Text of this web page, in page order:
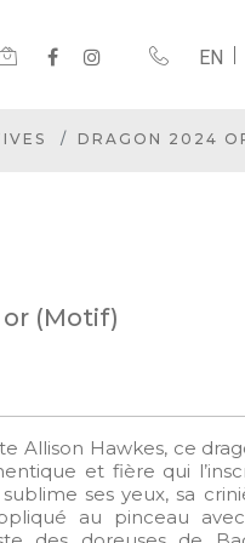
EN
DRAGON 2024
(Motif)
Allison Hawkes, ce
et fière qui
sublime ses yeux, sa
au pinceau